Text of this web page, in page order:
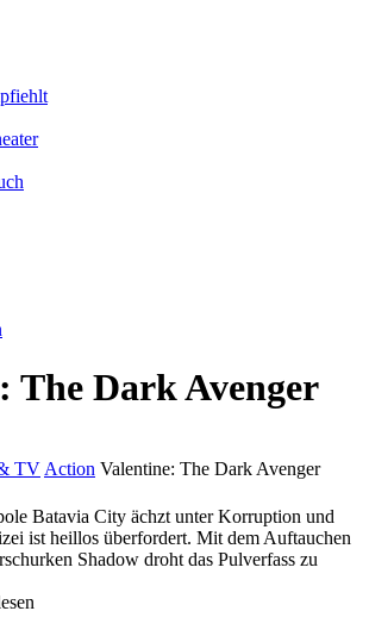
The Dark Avenger
TV Action Valentine: The Dark Avenger
Batavia City ächzt unter Korruption und
ist heillos überfordert. Mit dem Auftauchen
Shadow droht das Pulverfass zu